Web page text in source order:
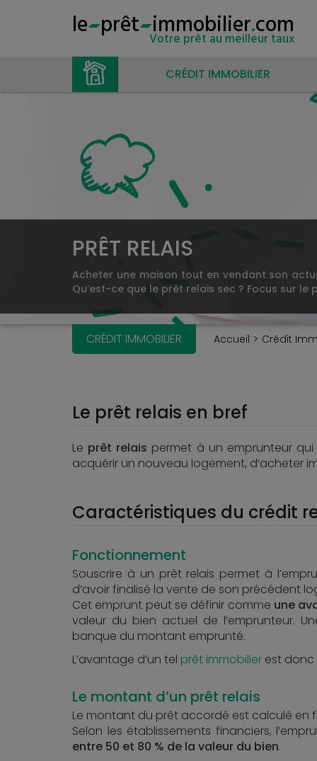
le prêt immobilier.com
Votre prêt au meilleur taux
CRÉDIT IMMOBILIER
PRÊT RELAIS
Acheter une maison tout en vendant son
Qu’est-ce que le prêt relais sec ? Focus sur le
CRÉDIT IMMOBILIER Accueil Crédit
Le prêt relais en bref
Le prêt relais permet à un emprunteur
acquérir un nouveau logement, d’acheter
Caractéristiques du crédit
Fonctionnement
Souscrire à un prêt relais permet à
d’avoir finalisé la vente de son précédent
Cet emprunt peut se définir comme une
valeur du bien actuel de l’emprunteur.
banque du montant emprunté.
L’avantage d’un tel prêt immobilier est donc
Le montant d’un prêt relais
Le montant du prêt accordé est calculé en
Selon les établissements financiers,
entre 50 et 80 % de la valeur du bien.